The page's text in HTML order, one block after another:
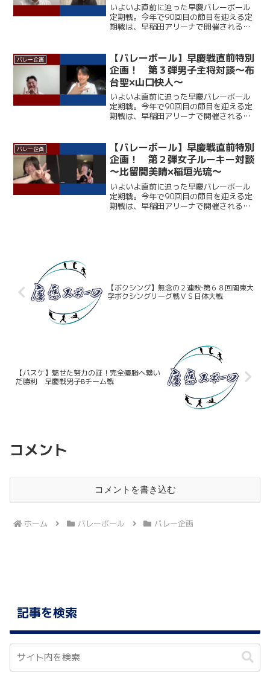
いよいよ直前に迫った早慶バレーボール
定期戦。今年で90回目の節目を迎える定
期戦は、早稲田アリーナで開催される。
ており、打倒・ワセダに向けて勢いに乗
っている。一方の早大...
バレー企画
【バレーボール】早慶戦直前特別
企画！ 第３弾男子主将対談～布
台聖×山口快人～
いよいよ直前に迫った早慶バレーボール
定期戦。今年で90回目の節目を迎える定
期戦は、早稲田アリーナで開催される。
ており、打倒・ワセダに向けて勢いに乗
っている。一方の早大...
バレー企画
【バレーボール】早慶戦直前特別
企画！ 第２弾女子ルーキー対談
～比留間美晴×稲垣光琉～
いよいよ直前に迫った早慶バレーボール
定期戦。今年で90回目の節目を迎える定
期戦は、早稲田アリーナで開催される。
【ボクシング】無念の２連敗‐第６８回関東大
学ボクシングリーグ戦ＶＳ日体大戦
【バスケ】魅せた努力の証！完全優勝へ繋い
だ勝利 早慶戦男子Bチーム戦
コメント
コメントを書き込む
ホーム バレーボール バレー企画
記事を検索